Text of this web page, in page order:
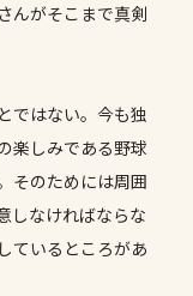
んがそこまで真剣
ではない。今も独
楽しみである野球
そのためには周囲
しなければならな
ているところがあ